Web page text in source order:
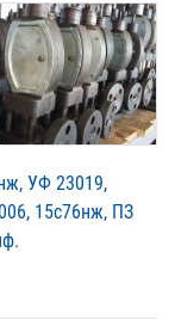
УФ 23019,
15с76нж, ПЗ